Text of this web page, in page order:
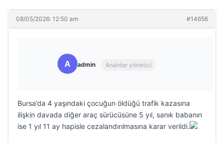
08/05/2026: 12:50 am #14656
A admin Anahtar yönetici
Bursa’da 4 yaşındaki çocuğun öldüğü trafik kazasına
ilişkin davada diğer araç sürücüsüne 5 yıl, sanık babanın
ise 1 yıl 11 ay hapisle cezalandırılmasına karar verildi.